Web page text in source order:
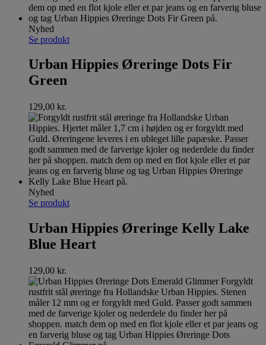
Nyhed
Se produkt
Urban Hippies Øreringe Dots Fir
Green
129,00 kr.
Nyhed
Se produkt
Urban Hippies Øreringe Kelly Lake
Blue Heart
129,00 kr.